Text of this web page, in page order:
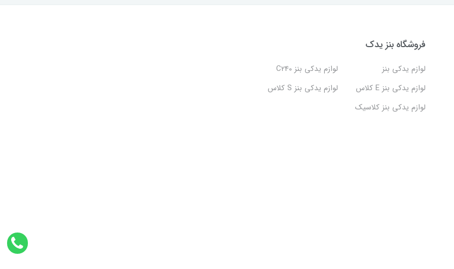
فروشگاه بنز یدک
لوازم یدکی بنز
لوازم یدکی بنز C240
لوازم یدکی بنز E کلاس
لوازم یدکی بنز S کلاس
لوازم یدکی بنز کلاسیک